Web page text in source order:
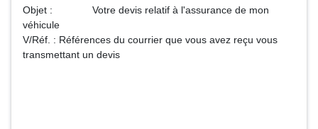
Objet : Votre devis relatif à l'assurance de mon
véhicule
V/Réf. : Références du courrier que vous avez reçu vous
transmettant un devis